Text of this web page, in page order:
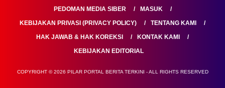
PEDOMAN MEDIA SIBER
MASUK
KEBIJAKAN PRIVASI (PRIVACY POLICY)
TENTANG KAMI
HAK JAWAB & HAK KOREKSI
KONTAK KAMI
KEBIJAKAN EDITORIAL
COPYRIGHT © 2026 PILAR PORTAL BERITA TERKINI - ALL RIGHTS RESERVED